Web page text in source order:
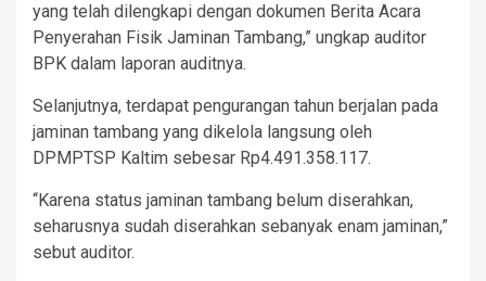
yang telah dilengkapi dengan dokumen Berita Acara
Penyerahan Fisik Jaminan Tambang,” ungkap auditor
BPK dalam laporan auditnya.
Selanjutnya, terdapat pengurangan tahun berjalan pada
jaminan tambang yang dikelola langsung oleh
DPMPTSP Kaltim sebesar Rp4.491.358.117.
“Karena status jaminan tambang belum diserahkan,
seharusnya sudah diserahkan sebanyak enam jaminan,”
sebut auditor.